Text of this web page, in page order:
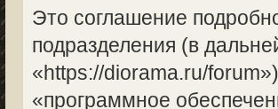
Это соглашение
подразделения (в
«https://diorama.ru/
«программное